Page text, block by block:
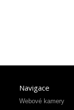
Navigace
Webové kamery